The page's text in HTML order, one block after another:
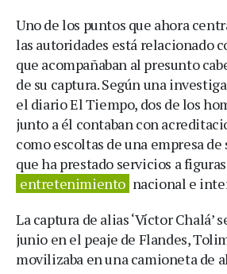
Uno de los puntos que ahora
las autoridades está relacionado
que acompañaban al presunto
de su captura. Según una
el diario El Tiempo, dos de los
junto a él contaban con
como escoltas de una empresa
que ha prestado servicios a
entretenimiento nacional e
La captura de alias ‘Víctor Chalá’
junio en el peaje de Flandes,
movilizaba en una camioneta de